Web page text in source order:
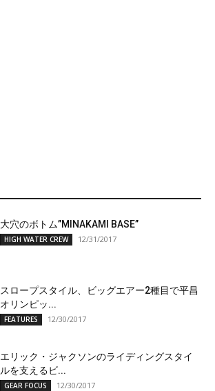
大穴のボトム”MINAKAMI BASE”
HIGH WATER CREW 12/31/2017
スロープスタイル、ビッグエアー2種目で平昌
オリンピッ...
FEATURES 12/30/2017
エリック・ジャクソンのライディングスタイ
ルを支えるビ...
GEAR FOCUS 12/30/2017